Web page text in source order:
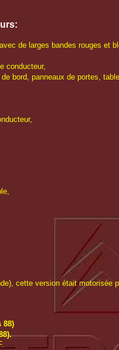
de larges bandes rouges et
conducteur,
bord, panneaux de portes,
cette version était motorisée
88)